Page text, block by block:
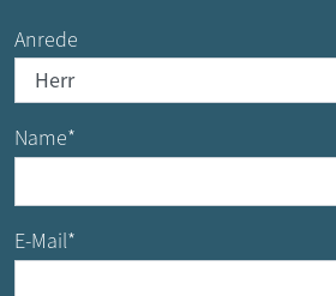
Anrede
Name*
E-Mail*